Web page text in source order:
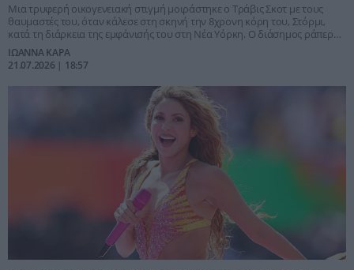
Μια τρυφερή οικογενειακή στιγμή μοιράστηκε ο Τράβις Σκοτ με τους
θαυμαστές του, όταν κάλεσε στη σκηνή την 8χρονη κόρη του, Στόρμι,
κατά τη διάρκεια της εμφάνισής του στη Νέα Υόρκη. Ο διάσημος ράπερ
και η μικρή του κόρη χόρεψαν και χαμογέλασαν μπροστά στο κοινό,
δημιουργώντας μια ιδιαίτερα συγκινητική στιγμή που καταγράφηκε σε
βίντεο και έγινε viral στα social media.
ΙΩΑΝΝΑ ΚΑΡΑ
21.07.2026 | 18:57